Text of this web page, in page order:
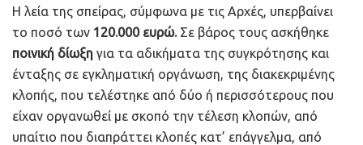
Η λεία της σπείρας, σύμφωνα με τις Αρχές, υπερβαίνει
το ποσό των 120.000 ευρώ.Σε βάρος τους ασκήθηκε
ποινική δίωξη για τα αδικήματα της συγκρότησης και
ένταξης σε εγκληματική οργάνωση, της διακεκριμένης
κλοπής, που τελέστηκε από δύο ή περισσότερους που
είχαν οργανωθεί με σκοπό την τέλεση κλοπών, από
υπαίτιο που διαπράττει κλοπές κατ’ επάγγελμα, από